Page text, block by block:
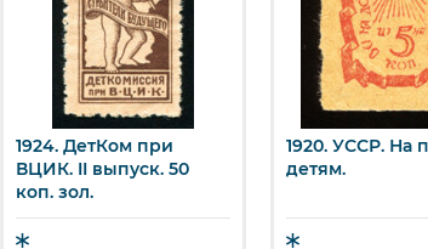
Быстрый просмотр
1924. ДетКом при
ВЦИК. II выпуск. 50
коп. зол.
Быстрый
1920. УССР. На
детям.